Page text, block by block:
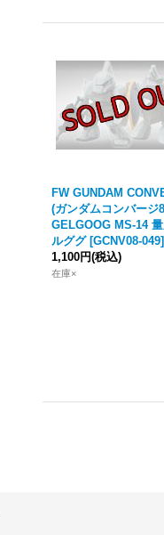
FW GUNDAM
(ガンダムコンバー
GELGOOG MS-14
ルググ [GCNV08-049]
1,100円(税込)
在庫×